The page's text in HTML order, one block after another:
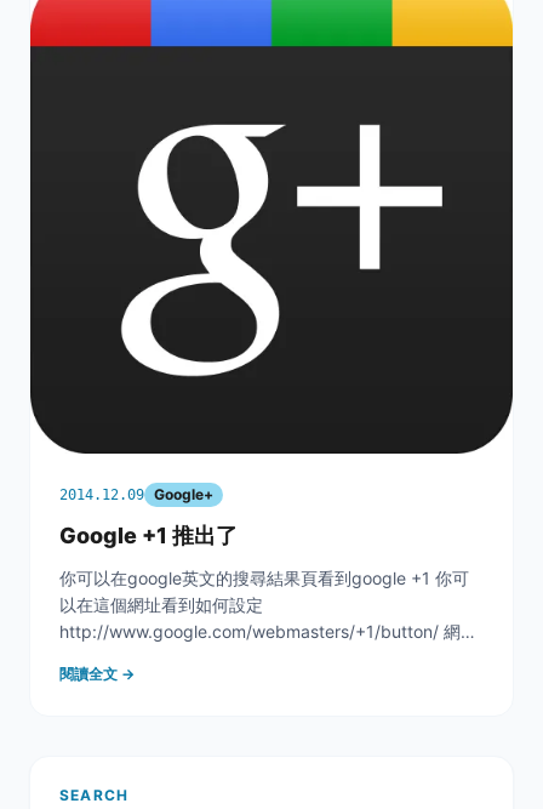
2014.12.09 Google+
Google +1 推出了
你可以在google英文的搜尋結果頁看到google +1 你可
以在這個網址看到如何設定
http://www.google.com/webmasters/+1/button/ 網頁
&nbsp;
閱讀全文 →
SEARCH